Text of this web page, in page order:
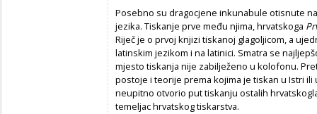
Posebno su dragocjene inkunabule otisnute
jezika. Tiskanje prve među njima, hrvatskoga
Riječ je o prvoj knjizi tiskanoj glagoljicom, a
latinskim jezikom i na latinici. Smatra se
mjesto tiskanja nije zabilježeno u kolofonu.
postoje i teorije prema kojima je tiskan u Istri ili
neupitno otvorio put tiskanju ostalih
temeljac hrvatskog tiskarstva.